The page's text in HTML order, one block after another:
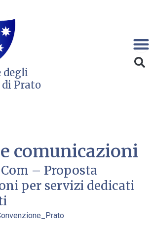
degli
Prato
comunicazioni
– Proposta
per servizi dedicati
P
a
g
P
a
g
P
g
P
g
P